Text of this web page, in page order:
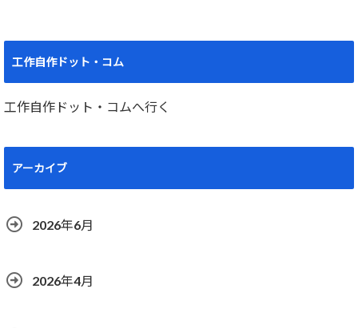
工作自作ドット・コム
工作自作ドット・コムへ行く
アーカイブ
2026年6月
2026年4月